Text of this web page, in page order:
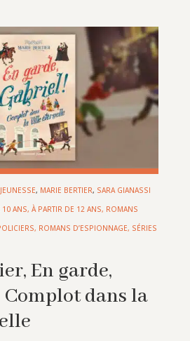
, MARIE BERTIER, SARA GIANASSI
10 ANS, À PARTIR DE 12 ANS, ROMANS
ROMANS D’ESPIONNAGE, SÉRIES
En garde,
dans la